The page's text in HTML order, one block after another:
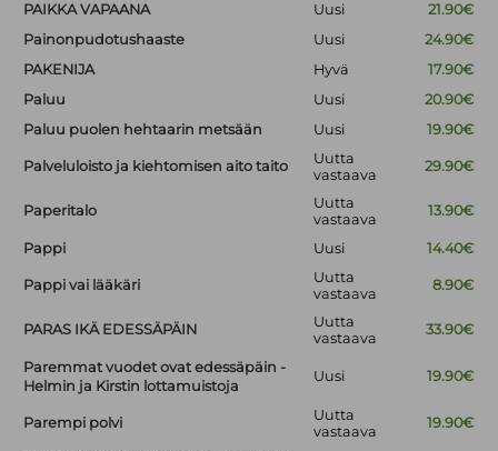
PAIKKA VAPAANA
Uusi
21.90€
Painonpudotushaaste
Uusi
24.90€
PAKENIJA
Hyvä
17.90€
Paluu
Uusi
20.90€
Paluu puolen hehtaarin metsään
Uusi 19.90€
Palveluloisto ja kiehtomisen aito taito
Uutta
vastaava
29.90€
Paperitalo
Uutta
vastaava
13.90€
Pappi Uusi 14.40€
Pappi vai lääkäri
Uutta
vastaava
8.90€
PARAS IKÄ EDESSÄPÄIN
Uutta
vastaava
33.90€
Paremmat vuodet ovat edessäpäin -
Helmin ja Kirstin lottamuistoja
Uusi 19.90€
Parempi polvi
Uutta
vastaava
19.90€